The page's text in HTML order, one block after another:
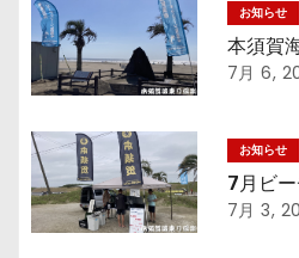
ゲ
ー
シ
ョ
ン
お知らせ
本須賀
7月 6,
お知らせ
7月ビ
7月 3,